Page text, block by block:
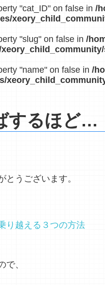
"cat_ID" on false in /
"slug" on false in /
"name" on false in /
するほど…
とうございます。
り越える３つの方法
で、